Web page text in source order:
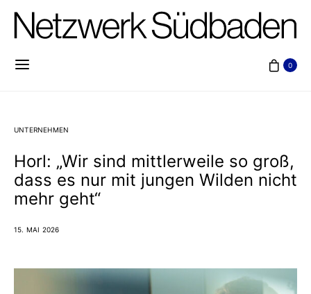
0
UNTERNEHMEN
Horl: „Wir sind mittlerweile so groß,
dass es nur mit jungen Wilden nicht
mehr geht“
15. MAI 2026